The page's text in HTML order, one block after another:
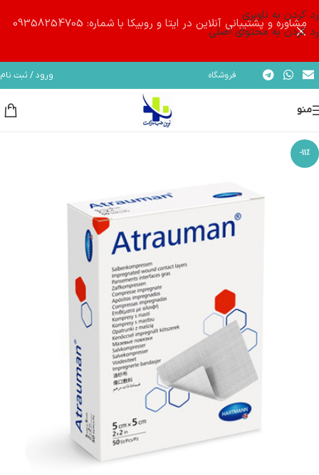
رد کردن به ناوبری
رد کردن به محتوای اصلی
مشاوره و پشتیبانی آنلاین در ایتا و روبیکا با شماره: 09358254705
فروشگاه ورود / ثبت نام
منو
-11%